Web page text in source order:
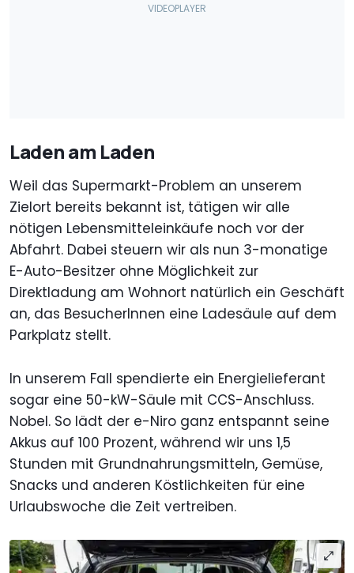
Laden am Laden
Weil das Supermarkt-Problem an unserem
Zielort bereits bekannt ist, tätigen wir alle
nötigen Lebensmitteleinkäufe noch vor der
Abfahrt. Dabei steuern wir als nun 3-monatige
E-Auto-Besitzer ohne Möglichkeit zur
Direktladung am Wohnort natürlich ein Geschäft
an, das BesucherInnen eine Ladesäule auf dem
Parkplatz stellt.
In unserem Fall spendierte ein Energielieferant
sogar eine 50-kW-Säule mit CCS-Anschluss.
Nobel. So lädt der e-Niro ganz entspannt seine
Akkus auf 100 Prozent, während wir uns 1,5
Stunden mit Grundnahrungsmitteln, Gemüse,
Snacks und anderen Köstlichkeiten für eine
Urlaubswoche die Zeit vertreiben.